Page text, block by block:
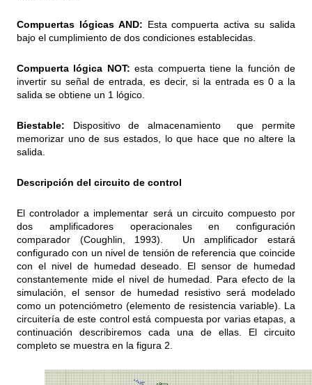
Compuertas lógicas AND: Esta compuerta activa su salida
bajo el cumplimiento de dos condiciones establecidas.
Compuerta lógica NOT: esta compuerta tiene la función de
invertir su señal de entrada, es decir, si la entrada es 0 a la
salida se obtiene un 1 lógico.
Biestable: Dispositivo de almacenamiento que permite
memorizar uno de sus estados, lo que hace que no altere la
salida.
Descripción del circuito de control
El controlador a implementar será un circuito compuesto por
dos amplificadores operacionales en configuración
comparador (Coughlin, 1993). Un amplificador estará
configurado con un nivel de tensión de referencia que coincide
con el nivel de humedad deseado. El sensor de humedad
constantemente mide el nivel de humedad. Para efecto de la
simulación, el sensor de humedad resistivo será modelado
como un potenciómetro (elemento de resistencia variable). La
circuitería de este control está compuesta por varias etapas, a
continuación describiremos cada una de ellas. El circuito
completo se muestra en la figura 2.